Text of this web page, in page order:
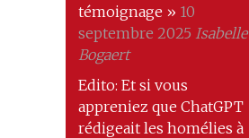
témoignage » 10
septembre 2025 Isabelle
Bogaert
Edito: Et si vous
appreniez que ChatGPT
rédigeait les homélies à